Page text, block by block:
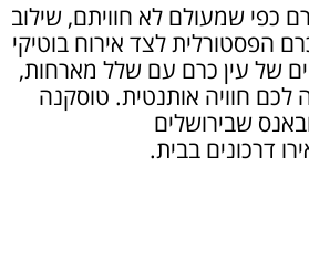
כפי שמעולם לא חוויתם, שילוב
הפסטורלית לצד אירוח בוטיקי
של עין כרם עם שלל מארחות,
חוויה אותנטית. טוסקנה
שבירושלים
דרכונים בבית.